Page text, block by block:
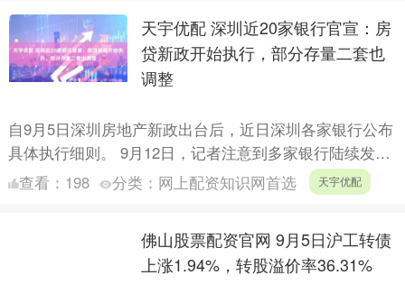
天宇优配 深圳近20家银行官宣：房
贷新政开始执行，部分存量二套也
调整
自9月5日深圳房地产新政出台后，近日深圳各家银行公布
具体执行细则。 9月12日，记者注意到多家银行陆续发布
公告表示：一是即日起，依据最新政策，将不再区分首套
查看： 198 分类： 网上配资知识网首选 天宇优配
佛山股票配资官网 9月5日沪工转债
上涨1.94%，转股溢价率36.31%